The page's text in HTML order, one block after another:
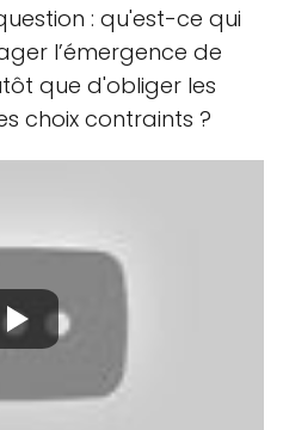
: qu'est-ce qui
l’émergence de
que d'obliger les
choix contraints ?